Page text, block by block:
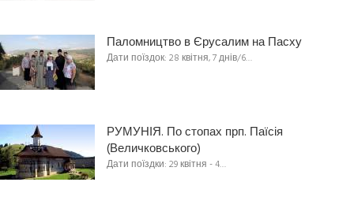
Паломництво в Єрусалим на Пасху
Дати поїздок: 28 квітня, 7 днів/6…
РУМУНІЯ. По стопах прп. Паїсія
(Величковського)
Дати поїздки: 29 квітня - 4…